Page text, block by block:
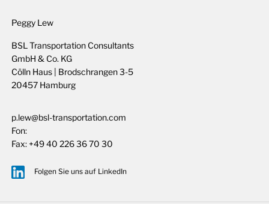
Peggy Lew
BSL Transportation Consultants
GmbH & Co. KG
Cölln Haus | Brodschrangen 3-5
20457 Hamburg
p.lew@bsl-transportation.com
Fon:
Fax: +49 40 226 36 70 30
Folgen Sie uns auf LinkedIn